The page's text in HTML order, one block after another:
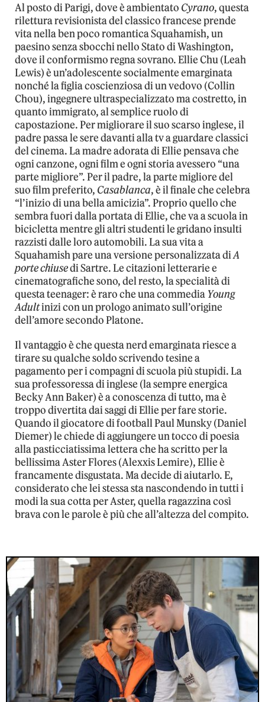
Al posto di Parigi, dove è ambientato Cyrano, questa
rilettura revisionista del classico francese prende
vita nella ben poco romantica Squahamish, un
paesino senza sbocchi nello Stato di Washington,
dove il conformismo regna sovrano. Ellie Chu (Leah
Lewis) è un’adolescente socialmente emarginata
nonché la figlia coscienziosa di un vedovo (Collin
Chou), ingegnere ultraspecializzato ma costretto, in
quanto immigrato, al semplice ruolo di
capostazione. Per migliorare il suo scarso inglese, il
padre passa le sere davanti alla tv a guardare classici
del cinema. La madre adorata di Ellie pensava che
ogni canzone, ogni film e ogni storia avessero “una
parte migliore”. Per il padre, la parte migliore del
suo film preferito, Casablanca, è il finale che celebra
“l’inizio di una bella amicizia”. Proprio quello che
sembra fuori dalla portata di Ellie, che va a scuola in
bicicletta mentre gli altri studenti le gridano insulti
razzisti dalle loro automobili. La sua vita a
Squahamish pare una versione personalizzata diA
porte chiusedi Sartre. Le citazioni letterarie e
cinematografiche sono, del resto, la specialità di
questa teenager: è raro che una commedia Young
Adultinizi con un prologo animato sull’origine
dell’amore secondo Platone.
Il vantaggio è che questa nerd emarginata riesce a
tirare su qualche soldo scrivendo tesine a
pagamento per i compagni di scuola più stupidi. La
sua professoressa di inglese (la sempre energica
Becky Ann Baker) è a conoscenza di tutto, ma è
troppo divertita dai saggi di Ellie per fare storie.
Quando il giocatore di football Paul Munsky (Daniel
Diemer) le chiede di aggiungere un tocco di poesia
alla pasticciatissima lettera che ha scritto per la
bellissima Aster Flores (Alexxis Lemire), Ellie è
francamente disgustata. Ma decide di aiutarlo. E,
considerato che lei stessa sta nascondendo in tutti i
modi la sua cotta per Aster, quella ragazzina così
brava con le parole è più che all’altezza del compito.